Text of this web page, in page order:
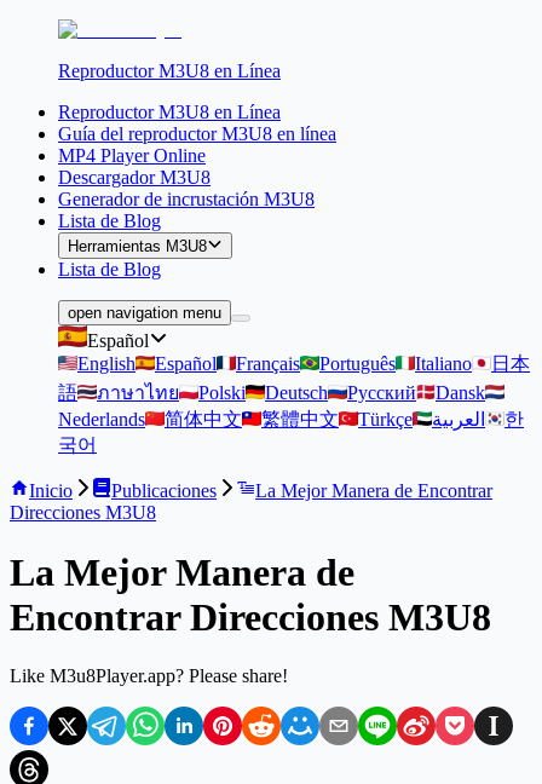
Reproductor M3U8 en Línea
Reproductor M3U8 en Línea
Guía del reproductor M3U8 en línea
MP4 Player Online
Descargador M3U8
Generador de incrustación M3U8
Lista de Blog
Herramientas M3U8
Lista de Blog
open navigation menu
Español
English
Español Français Português Italiano
日本
語
ภาษาไทย Polski Deutsch Русский
Dansk
Nederlands
简体中文 繁體中文 Türkçe العربية
한
국어
Inicio Publicaciones
La Mejor Manera de Encontrar
Direcciones M3U8
La Mejor Manera de
Encontrar Direcciones M3U8
Like M3u8Player.app? Please share!